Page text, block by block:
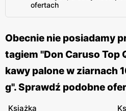
ofertach
Obecnie nie posiadamy
tagiem "Don Caruso Top
kawy palone w ziarnach
g". Sprawdź podobne
Książka